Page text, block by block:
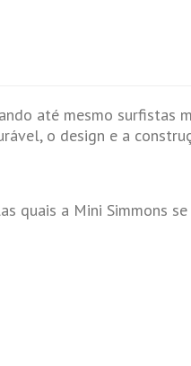
até mesmo surfistas
o design e a
quais a Mini Simmons